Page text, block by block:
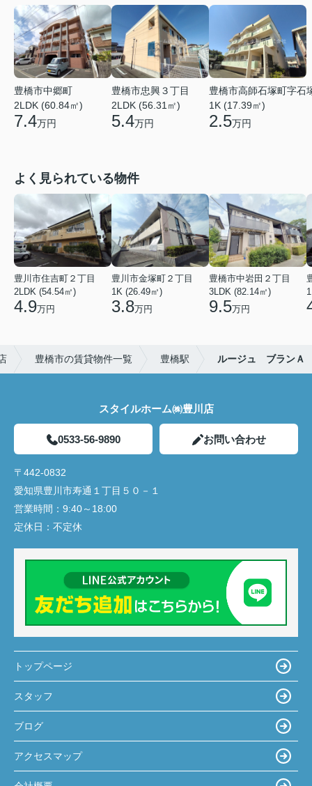
豊橋市中郷町
2LDK (60.84㎡)
7.4万円
豊橋市忠興３丁目
2LDK (56.31㎡)
5.4万円
豊橋市高師石塚町字石
1K (17.39㎡)
2.5万円
よく見られている物件
豊川市住吉町２丁目
2LDK (54.54㎡)
4.9万円
豊川市金塚町２丁目
1K (26.49㎡)
3.8万円
豊橋市中岩田２丁目
3LDK (82.14㎡)
9.5万円
豊橋市の賃貸物件一覧 豊橋駅 ルージュ ブランＡ
スタイルホーム㈱豊川店
0533-56-9890 お問い合わせ
〒442-0832
愛知県豊川市寿通１丁目５０－１
営業時間： 9:40～18:00
定休日： 不定休
トップページ
スタッフ
ブログ
アクセスマップ